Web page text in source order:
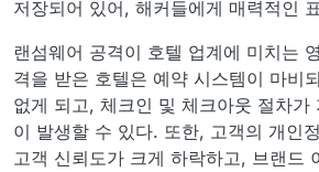
저장되어 있어, 해커들에게 매력적인
랜섬웨어 공격이 호텔 업계에 미치는
격을 받은 호텔은 예약 시스템이 마비
없게 되고, 체크인 및 체크아웃 절차가
이 발생할 수 있다. 또한, 고객의 개인
고객 신뢰도가 크게 하락하고, 브랜드